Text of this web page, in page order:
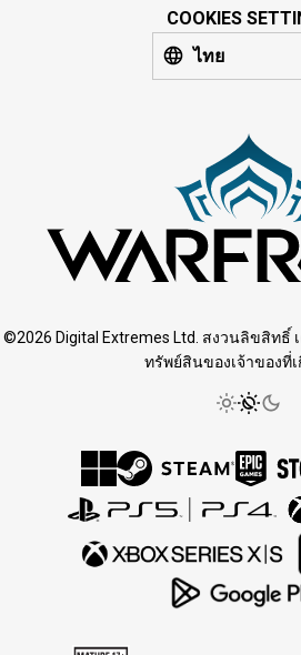
COOKIES
ไทย
©2026 Digital Extremes Ltd. สงวนลิขสิทธิ์
ทรัพย์สินของเจ้าของที่